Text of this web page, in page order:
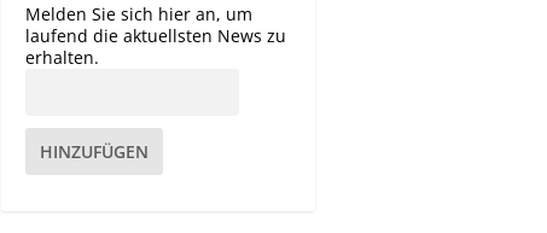
Melden Sie sich hier an, um
laufend die aktuellsten News zu
erhalten.
HINZUFÜGEN